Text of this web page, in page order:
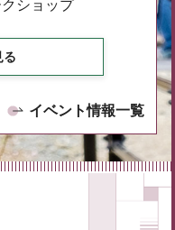
ショップ
る
イベント情報一覧